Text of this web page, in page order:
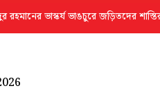
ভাস্কর্য ভাঙচুরে জড়িতদের শাস্তির দাবি